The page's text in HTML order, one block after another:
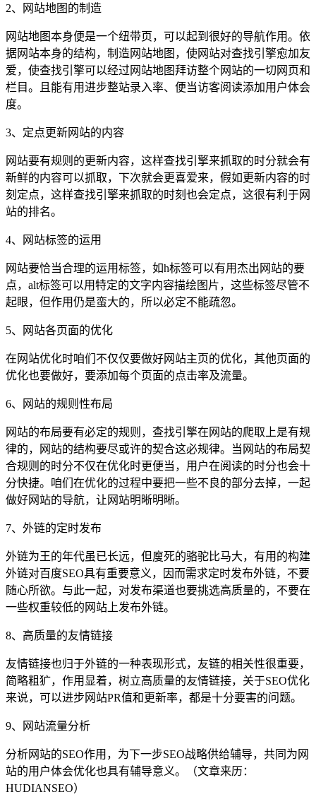
2、网站地图的制造
网站地图本身便是一个纽带页，可以起到很好的导航作用。依
据网站本身的结构，制造网站地图，使网站对查找引擎愈加友
爱，使查找引擎可以经过网站地图拜访整个网站的一切网页和
栏目。且能有用进步整站录入率、便当访客阅读添加用户体会
度。
3、定点更新网站的内容
网站要有规则的更新内容，这样查找引擎来抓取的时分就会有
新鲜的内容可以抓取，下次就会更喜爱来，假如更新内容的时
刻定点，这样查找引擎来抓取的时刻也会定点，这很有利于网
站的排名。
4、网站标签的运用
网站要恰当合理的运用标签，如h标签可以有用杰出网站的要
点，alt标签可以用特定的文字内容描绘图片，这些标签尽管不
起眼，但作用仍是蛮大的，所以必定不能疏忽。
5、网站各页面的优化
在网站优化时咱们不仅仅要做好网站主页的优化，其他页面的
优化也要做好，要添加每个页面的点击率及流量。
6、网站的规则性布局
网站的布局要有必定的规则，查找引擎在网站的爬取上是有规
律的，网站的结构要尽或许的契合这必规律。当网站的布局契
合规则的时分不仅在优化时更便当，用户在阅读的时分也会十
分快捷。咱们在优化的过程中要把一些不良的部分去掉，一起
做好网站的导航，让网站明晰明晰。
7、外链的定时发布
外链为王的年代虽已长远，但廋死的骆驼比马大，有用的构建
外链对百度SEO具有重要意义，因而需求定时发布外链，不要
随心所欲。与此一起，对发布渠道也要挑选高质量的，不要在
一些权重较低的网站上发布外链。
8、高质量的友情链接
友情链接也归于外链的一种表现形式，友链的相关性很重要，
简略粗犷，作用显着，树立高质量的友情链接，关于SEO优化
来说，可以进步网站PR值和更新率，都是十分要害的问题。
9、网站流量分析
分析网站的SEO作用，为下一步SEO战略供给辅导，共同为网
站的用户体会优化也具有辅导意义。（文章来历：
HUDIANSEO）